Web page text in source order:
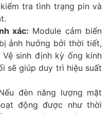
tra tình trạng pin và
xác: Module cảm biến
ảnh hưởng bởi thời tiết,
sinh định kỳ ống kính
sẽ giúp duy trì hiệu suất
đèn năng lượng mặt
động được như thời